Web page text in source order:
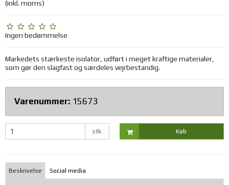
(inkl. moms)
Ingen bedømmelse
Markedets stærkeste isolator, udført i meget kraftige materialer,
som gør den slagfast og særdeles vejrbestandig.
Varenummer: 15673
stk. Køb
Beskrivelse Social media